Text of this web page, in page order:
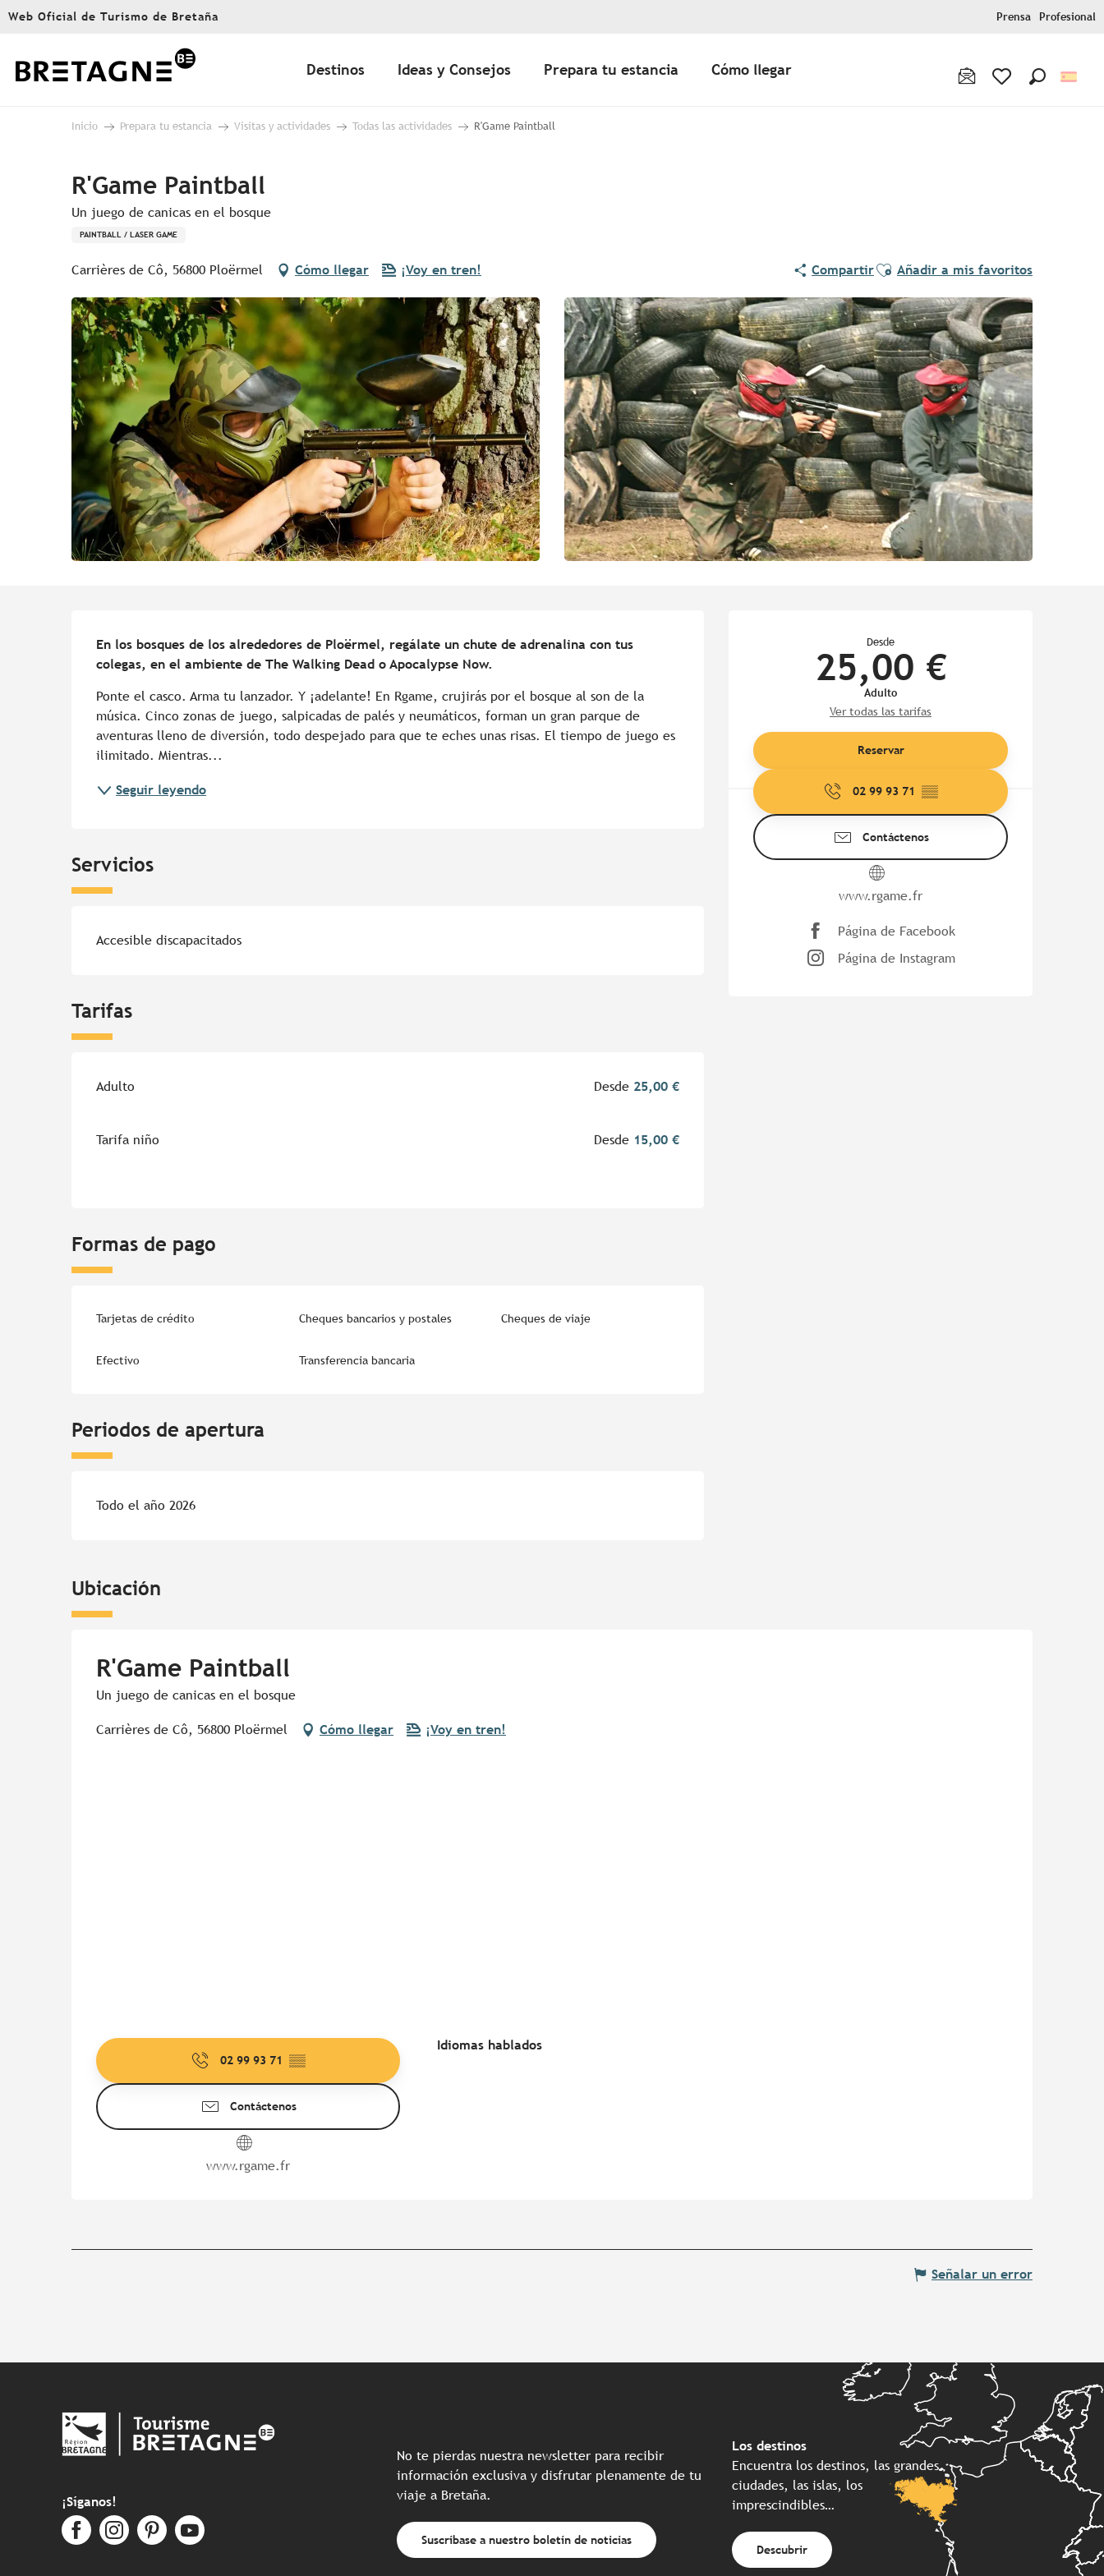
Aller
principal
Web Oficial de Turismo de Bretaña Prensa Profesional
Destinos Ideas y Consejos Prepara tu estancia Cómo llegar
Inicio Prepara tu estancia Visitas y actividades Todas las actividades R'Game Paintball
R'Game Paintball
Un juego de canicas en el bosque
PAINTBALL / LASER GAME
Carrières de Cô, 56800 Ploërmel Cómo llegar ¡Voy en tren! CompartirAjouter aux favoris
Añadir a mis favoritos
Desde
25,00 €
Adulto
Ver todas las tarifas
Reservar
02 99 93 71 ▒▒
Contáctenos
www.rgame.fr
Página de Facebook
Página de Instagram
En los bosques de los alrededores de Ploërmel, regálate un chute de adrenalina con tus
colegas, en el ambiente de The Walking Dead o Apocalypse Now.
Ponte el casco. Arma tu lanzador. Y ¡adelante! En Rgame, crujirás por el bosque al son de la
música. Cinco zonas de juego, salpicadas de palés y neumáticos, forman un gran parque de
aventuras lleno de diversión, todo despejado para que te eches unas risas. El tiempo de juego es
ilimitado. Mientras...
Seguir leyendo
Servicios
Accesible discapacitados
Tarifas
Tarifas 2026
Adulto Desde 25,00 €
Tarifa niño Desde 15,00 €
Formas de pago
Tarjetas de crédito Cheques bancarios y postales Cheques de viaje
Efectivo Transferencia bancaria
Periodos de apertura
Todo el año 2026
Ubicación
R'Game Paintball
Un juego de canicas en el bosque
Carrières de Cô, 56800 Ploërmel Cómo llegar ¡Voy en tren!
02 99 93 71 ▒▒
Contáctenos
www.rgame.fr
Idiomas hablados
Idiomas hablados
Señalar un error
¡Síganos!
No te pierdas nuestra newsletter para recibir
información exclusiva y disfrutar plenamente de tu
viaje a Bretaña.
Suscríbase a nuestro boletín de noticias
Los destinos
Encuentra los destinos, las grandes
ciudades, las islas, los
imprescindibles…
Descubrir